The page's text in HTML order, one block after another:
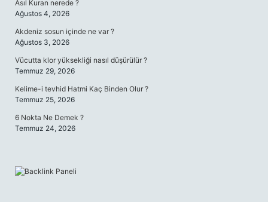
Asıl Kuran nerede ?
Ağustos 4, 2026
Akdeniz sosun içinde ne var ?
Ağustos 3, 2026
Vücutta klor yüksekliği nasıl düşürülür ?
Temmuz 29, 2026
Kelime-i tevhid Hatmi Kaç Binden Olur ?
Temmuz 25, 2026
6 Nokta Ne Demek ?
Temmuz 24, 2026